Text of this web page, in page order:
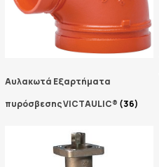
Αυλακωτά Εξαρτήματα
πυρόσβεσης VICTAULIC® (36)